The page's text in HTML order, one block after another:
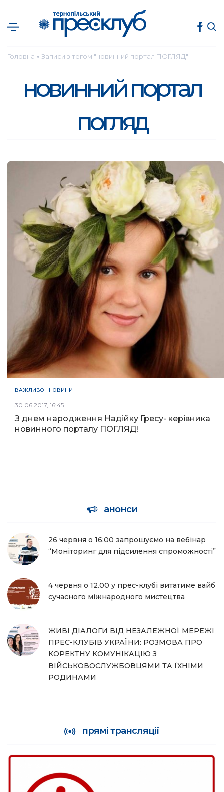
Головна ● Записи з тегом "новинний портал ПОГЛЯД"
новинний портал
погляд
ВАЖЛИВО НОВИНИ
30.06.2017, 16:45
З днем народження Надійку Гресу- керівника
новинного порталу ПОГЛЯД!
анонси
26 червня о 16:00 запрошуємо на вебінар
“Моніторинг для підсилення спроможності”
4 червня о 12.00 у прес-клубі витатиме вайб
сучасного міжнародного мистецтва
ЖИВІ ДІАЛОГИ ВІД НЕЗАЛЕЖНОЇ МЕРЕЖІ
ПРЕС-КЛУБІВ УКРАЇНИ: РОЗМОВА ПРО
КОРЕКТНУ КОМУНІКАЦІЮ З
ВІЙСЬКОВОСЛУЖБОВЦЯМИ ТА ЇХНІМИ
РОДИНАМИ
прямі трансляції